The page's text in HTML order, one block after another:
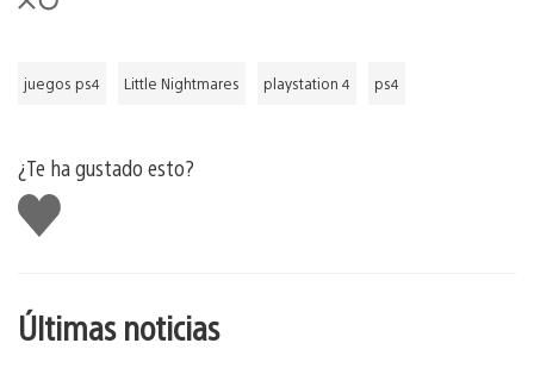
juegos ps4 Little Nightmares playstation 4 ps4
¿Te ha gustado esto?
Me
gusta
Últimas noticias